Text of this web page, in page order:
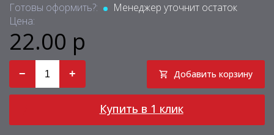
Готовы оформить?:
Менеджер уточнит остаток
Цена:
22.00 р
− + Добавить корзину
Купить в 1 клик